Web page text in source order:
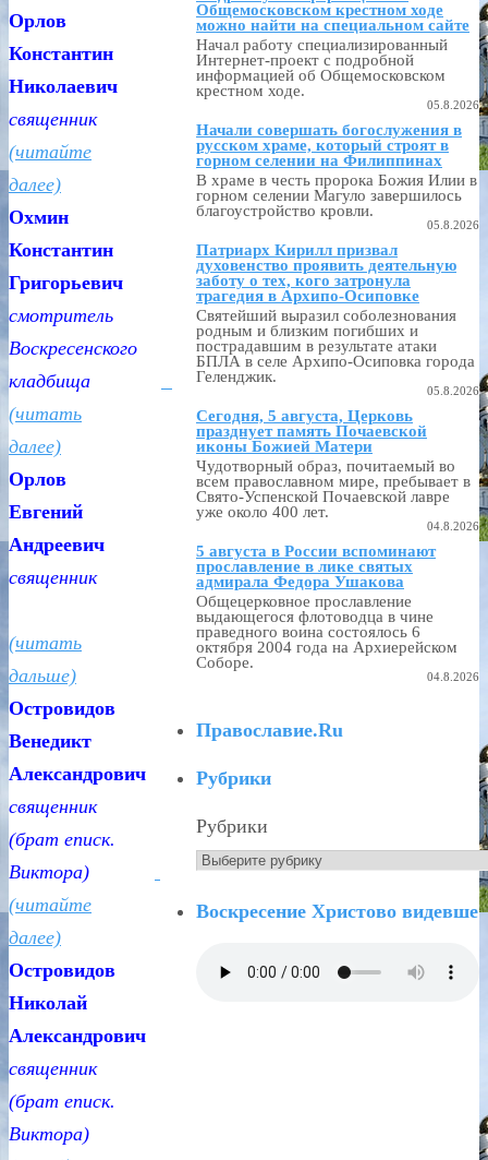
Орлов
Константин
Николаевич
священник
(читайте
далее)
Охмин
Константин
Григорьевич
смотритель
Воскресенского
кладбища
(читать
далее)
Орлов
Евгений
Андреевич
священник
(читать
дальше)
Островидов
Венедикт
Александрович
священник
(брат еписк.
Виктора)
(читайте
далее)
Островидов
Николай
Александрович
священник
(брат еписк.
Виктора)
Общемосковском крестном ходе
можно найти на специальном сайте
Начал работу специализированный
Интернет-проект с подробной
информацией об Общемосковском
крестном ходе.
05.8.2026
Начали совершать богослужения в
русском храме, который строят в
горном селении на Филиппинах
В храме в честь пророка Божия Илии в
горном селении Магуло завершилось
благоустройство кровли.
05.8.2026
Патриарх Кирилл призвал
духовенство проявить деятельную
заботу о тех, кого затронула
трагедия в Архипо-Осиповке
Святейший выразил соболезнования
родным и близким погибших и
пострадавшим в результате атаки
БПЛА в селе Архипо-Осиповка города
Геленджик.
05.8.2026
Сегодня, 5 августа, Церковь
празднует память Почаевской
иконы Божией Матери
Чудотворный образ, почитаемый во
всем православном мире, пребывает в
Свято-Успенской Почаевской лавре
уже около 400 лет.
04.8.2026
5 августа в России вспоминают
прославление в лике святых
адмирала Федора Ушакова
Общецерковное прославление
выдающегося флотоводца в чине
праведного воина состоялось 6
октября 2004 года на Архиерейском
Соборе.
04.8.2026
Православие.Ru
Рубрики
Рубрики
Воскресение Христово видевше